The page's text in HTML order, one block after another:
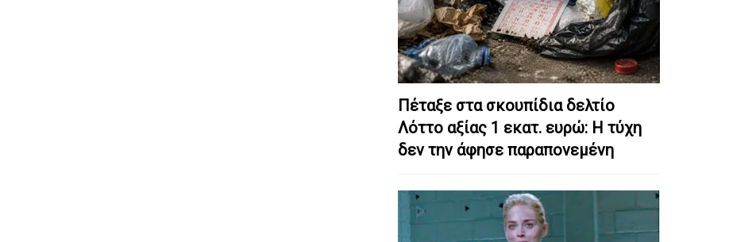
Πέταξε στα σκουπίδια δελτίο
Λόττο αξίας 1 εκατ. ευρώ: Η τύχη
δεν την άφησε παραπονεμένη